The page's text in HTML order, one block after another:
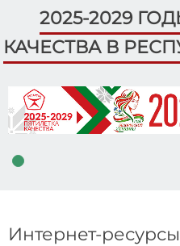
2025-2029
КАЧЕСТВА В
Интернет-ресурсы